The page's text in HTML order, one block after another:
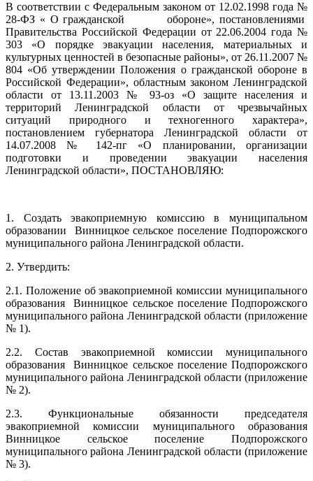
В соответствии с Федеральным законом от 12.02.1998 года №
28-ФЗ « О гражданской обороне», постановлениями
Правительства Российской Федерации от 22.06.2004 года №
303 «О порядке эвакуации населения, материальных и
культурных ценностей в безопасные районы», от 26.11.2007 №
804 «Об утверждении Положения о гражданской обороне в
Российской Федерации», областным законом Ленинградской
области от 13.11.2003 № 93-оз «О защите населения и
территорий Ленинградской области от чрезвычайных
ситуаций природного и техногенного характера»,
постановлением губернатора Ленинградской области от
14.07.2008 № 142-пг «О планировании, организации
подготовки и проведении эвакуации населения
Ленинградской области», ПОСТАНОВЛЯЮ:
1. Создать эвакоприемную комиссию в муниципальном
образовании Винницкое сельское поселение Подпорожского
муниципального района Ленинградской области.
2. Утвердить:
2.1. Положение об эвакоприемной комиссии муниципального
образования Винницкое сельское поселение Подпорожского
муниципального района Ленинградской области (приложение
№ 1).
2.2. Состав эвакоприемной комиссии муниципального
образования Винницкое сельское поселение Подпорожского
муниципального района Ленинградской области (приложение
№ 2).
2.3. Функциональные обязанности председателя
эвакоприемной комиссии муниципального образования
Винницкое сельское поселение Подпорожского
муниципального района Ленинградской области (приложение
№ 3).